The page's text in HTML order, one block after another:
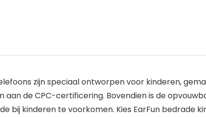
zijn speciaal ontworpen voor kinderen,
de CPC-certificering. Bovendien is de
bij kinderen te voorkomen. Kies EarFun bedrade